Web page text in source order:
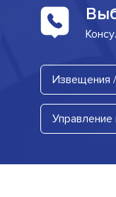
Извещения
Управление